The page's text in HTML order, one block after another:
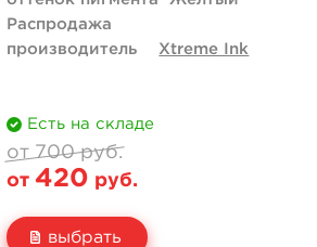
Распродажа
производитель
Xtreme Ink
Есть на складе
от 700 руб.
от 420 руб.
выбрать